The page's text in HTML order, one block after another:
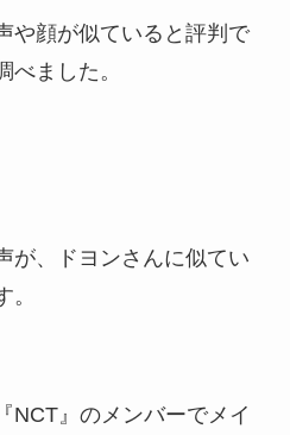
や顔が似ていると評判で
ました。
が、ドヨンさんに似てい
NCT』のメンバーでメイ